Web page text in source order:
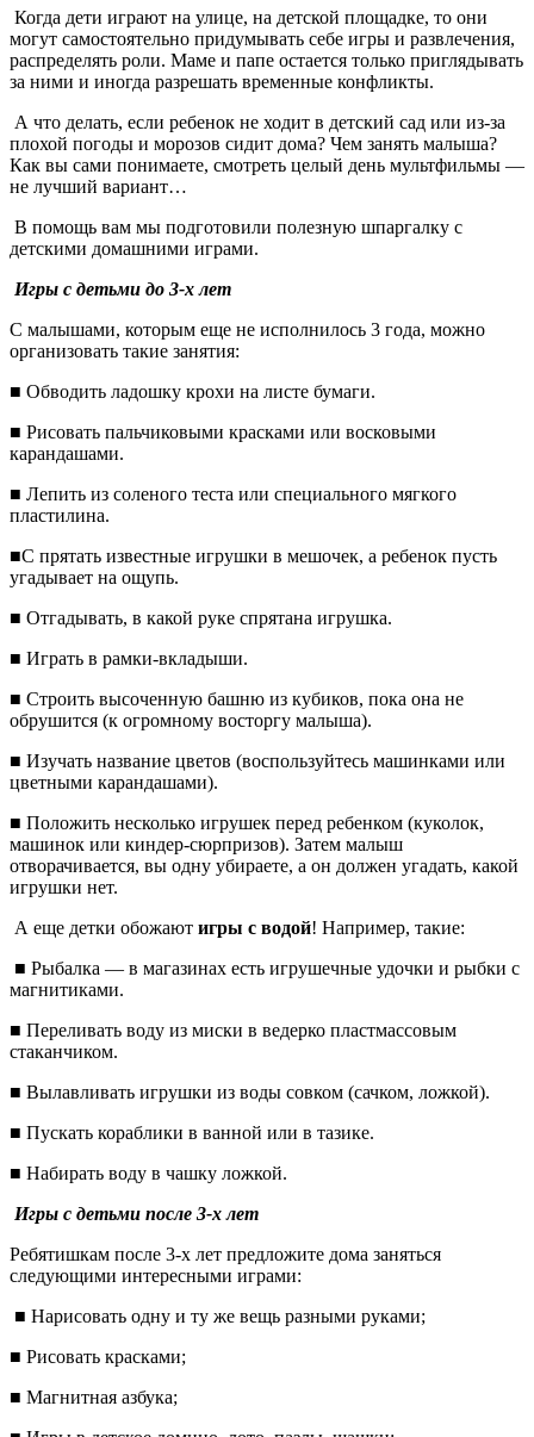
Когда дети играют на улице, на детской площадке, то они
могут самостоятельно придумывать себе игры и развлечения,
распределять роли. Маме и папе остается только приглядывать
за ними и иногда разрешать временные конфликты.
А что делать, если ребенок не ходит в детский сад или из-за
плохой погоды и морозов сидит дома? Чем занять малыша?
Как вы сами понимаете, смотреть целый день мультфильмы —
не лучший вариант…
В помощь вам мы подготовили полезную шпаргалку с
детскими домашними играми.
Игры с детьми до 3-х лет
С малышами, которым еще не исполнилось 3 года, можно
организовать такие занятия:
■ Обводить ладошку крохи на листе бумаги.
■ Рисовать пальчиковыми красками или восковыми
карандашами.
■ Лепить из соленого теста или специального мягкого
пластилина.
■С прятать известные игрушки в мешочек, а ребенок пусть
угадывает на ощупь.
■ Отгадывать, в какой руке спрятана игрушка.
■ Играть в рамки-вкладыши.
■ Строить высоченную башню из кубиков, пока она не
обрушится (к огромному восторгу малыша).
■ Изучать название цветов (воспользуйтесь машинками или
цветными карандашами).
■ Положить несколько игрушек перед ребенком (куколок,
машинок или киндер-сюрпризов). Затем малыш
отворачивается, вы одну убираете, а он должен угадать, какой
игрушки нет.
А еще детки обожают игры с водой! Например, такие:
■ Рыбалка — в магазинах есть игрушечные удочки и рыбки с
магнитиками.
■ Переливать воду из миски в ведерко пластмассовым
стаканчиком.
■ Вылавливать игрушки из воды совком (сачком, ложкой).
■ Пускать кораблики в ванной или в тазике.
■ Набирать воду в чашку ложкой.
Игры с детьми после 3-х лет
Ребятишкам после 3-х лет предложите дома заняться
следующими интересными играми:
■ Нарисовать одну и ту же вещь разными руками;
■ Рисовать красками;
■ Магнитная азбука;